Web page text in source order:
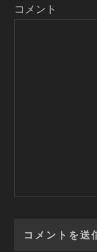
コメント